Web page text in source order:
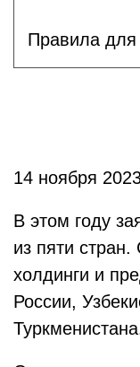
Правила
14 ноября
В этом году
из пяти
холдинги и
России,